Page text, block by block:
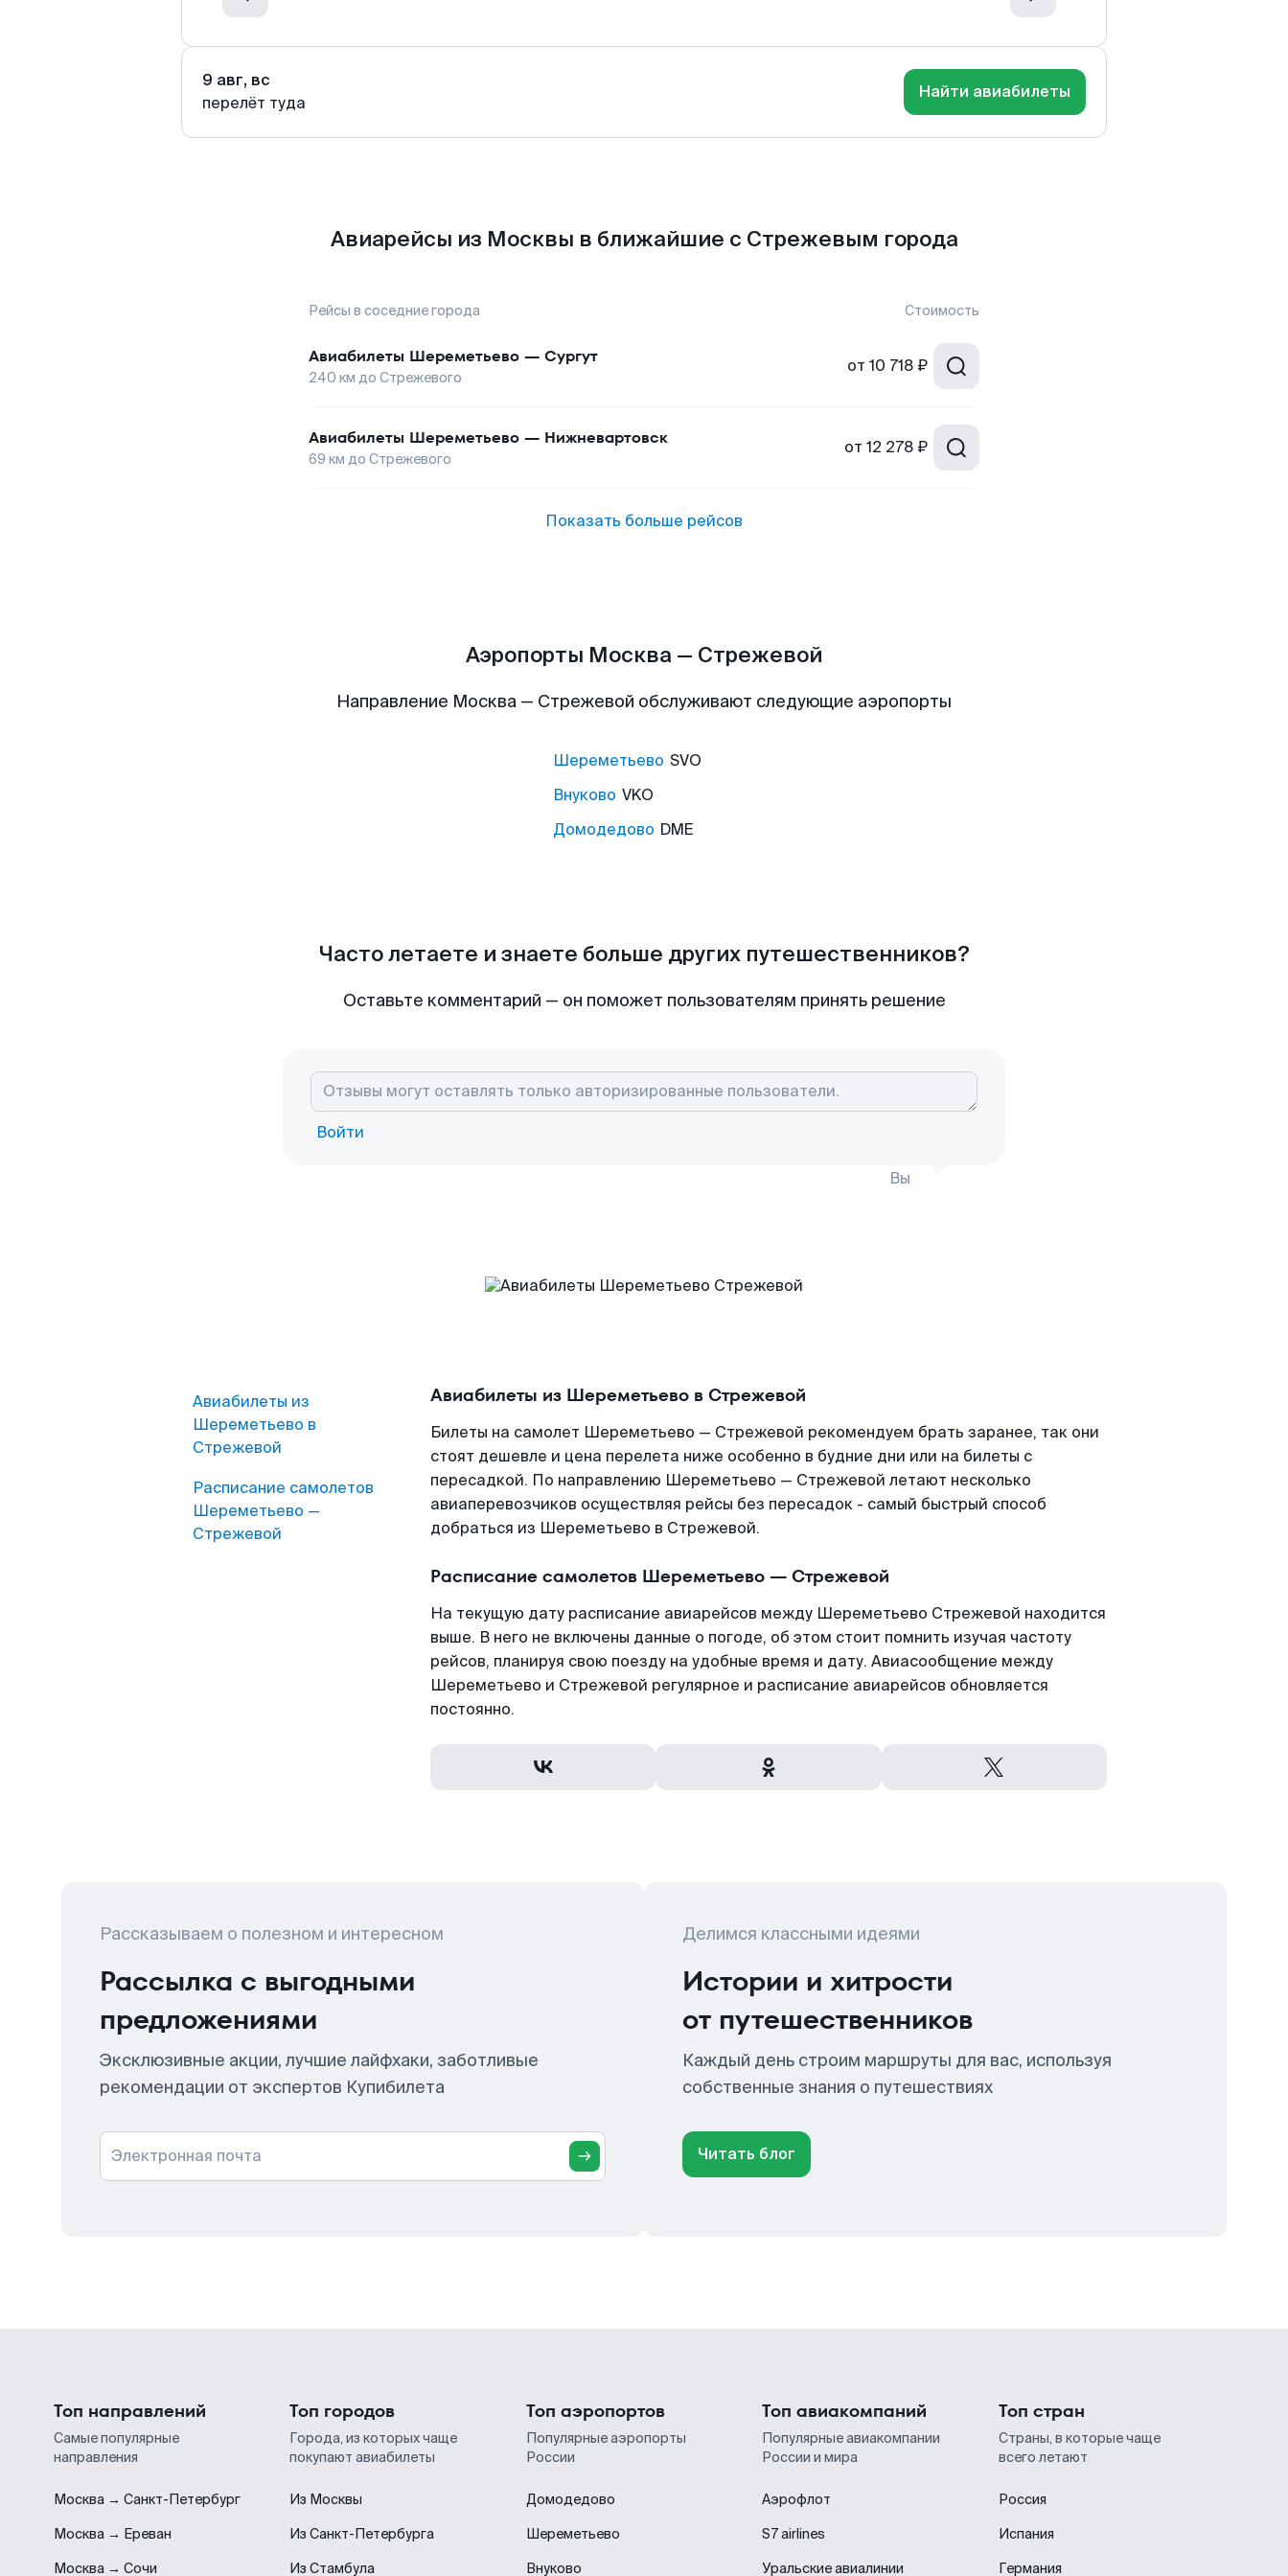
9 авг, вс
перелёт туда
Найти авиабилеты
Авиарейсы из Москвы в ближайшие с Стрежевым города
Рейсы в соседние города Стоимость
Авиабилеты Шереметьево — Сургут
240 км до Стрежевого
от 10 718 ₽
Авиабилеты Шереметьево — Нижневартовск
69 км до Стрежевого
от 12 278 ₽
Показать больше рейсов
Аэропорты Москва — Стрежевой
Направление Москва — Стрежевой обслуживают следующие аэропорты
Шереметьево SVO
Внуково VKO
Домодедово DME
Часто летаете и знаете больше других путешественников?
Оставьте комментарий — он поможет пользователям принять решение
Войти
Вы
Авиабилеты из
Шереметьево в
Стрежевой
Расписание самолетов
Шереметьево —
Стрежевой
Авиабилеты из Шереметьево в Стрежевой
Билеты на самолет Шереметьево — Стрежевой рекомендуем брать заранее, так они
стоят дешевле и цена перелета ниже особенно в будние дни или на билеты с
пересадкой. По направлению Шереметьево — Стрежевой летают несколько
авиаперевозчиков осуществляя рейсы без пересадок - самый быстрый способ
добраться из Шереметьево в Стрежевой.
Расписание самолетов Шереметьево — Стрежевой
На текущую дату расписание авиарейсов между Шереметьево Стрежевой находится
выше. В него не включены данные о погоде, об этом стоит помнить изучая частоту
рейсов, планируя свою поезду на удобные время и дату. Авиасообщение между
Шереметьево и Стрежевой регулярное и расписание авиарейсов обновляется
постоянно.
Рассказываем о полезном и интересном
Рассылка с выгодными
предложениями
Эксклюзивные акции, лучшие лайфхаки, заботливые
рекомендации от экспертов Купибилета
Электронная почта
Делимся классными идеями
Истории и хитрости
от путешественников
Каждый день строим маршруты для вас, используя
собственные знания о путешествиях
Читать блог
Топ направлений
Самые популярные
направления
Москва → Санкт-Петербург
Москва → Ереван
Москва → Сочи
Топ городов
Города, из которых чаще
покупают авиабилеты
Из Москвы
Из Санкт-Петербурга
Из Стамбула
Топ аэропортов
Популярные аэропорты
России
Домодедово
Шереметьево
Внуково
Топ авиакомпаний
Популярные авиакомпании
России и мира
Аэрофлот
S7 airlines
Уральские авиалинии
Топ стран
Страны, в которые чаще
всего летают
Россия
Испания
Германия